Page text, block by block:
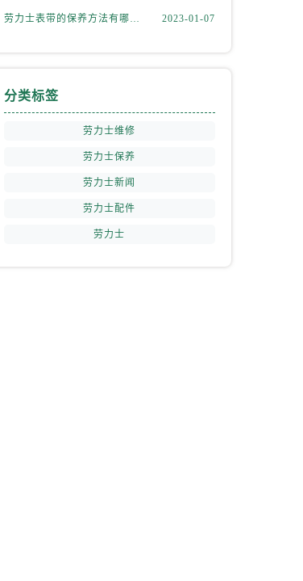
劳力士表带的保养方法有哪些？ 2023-01-07
分类标签
劳力士维修
劳力士保养
劳力士新闻
劳力士配件
劳力士